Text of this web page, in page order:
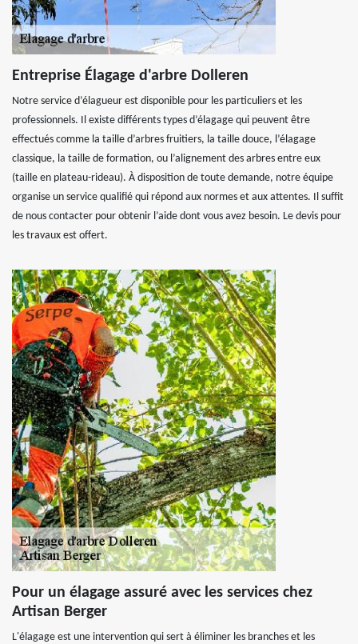
Entreprise Élagage d'arbre Dolleren
Notre service d’élagueur est disponible pour les particuliers et les
professionnels. Il existe différents types d’élagage qui peuvent être
effectués comme la taille d’arbres fruitiers, la taille douce, l’élagage
classique, la taille de formation, ou l’alignement des arbres entre eux
(taille en plateau-rideau). À disposition de toute demande, notre équipe
organise un service qualifié qui répond aux normes et aux attentes. Il suffit
de nous contacter pour obtenir l’aide dont vous avez besoin. Le devis pour
les travaux est offert.
Pour un élagage assuré avec les services chez
Artisan Berger
L'élagage est une intervention qui sert à éliminer les branches et les